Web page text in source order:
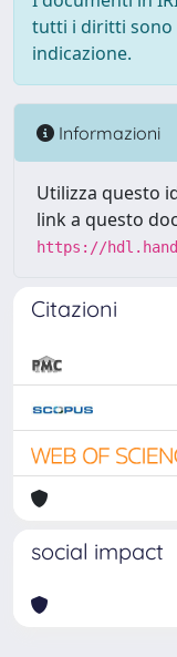
tutti i diritti sono
indicazione.
Informazioni
Utilizza questo
link a questo
https://
Citazioni
social impact